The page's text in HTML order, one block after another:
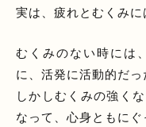
実は、疲れとむくみに
むくみのない時には
に、活発に活動的だっ
しかしむくみの強く
なって、心身ともにぐ